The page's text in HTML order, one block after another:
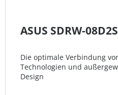
ASUS SDRW-
Die optimale Verbindung
Technologien und
Design